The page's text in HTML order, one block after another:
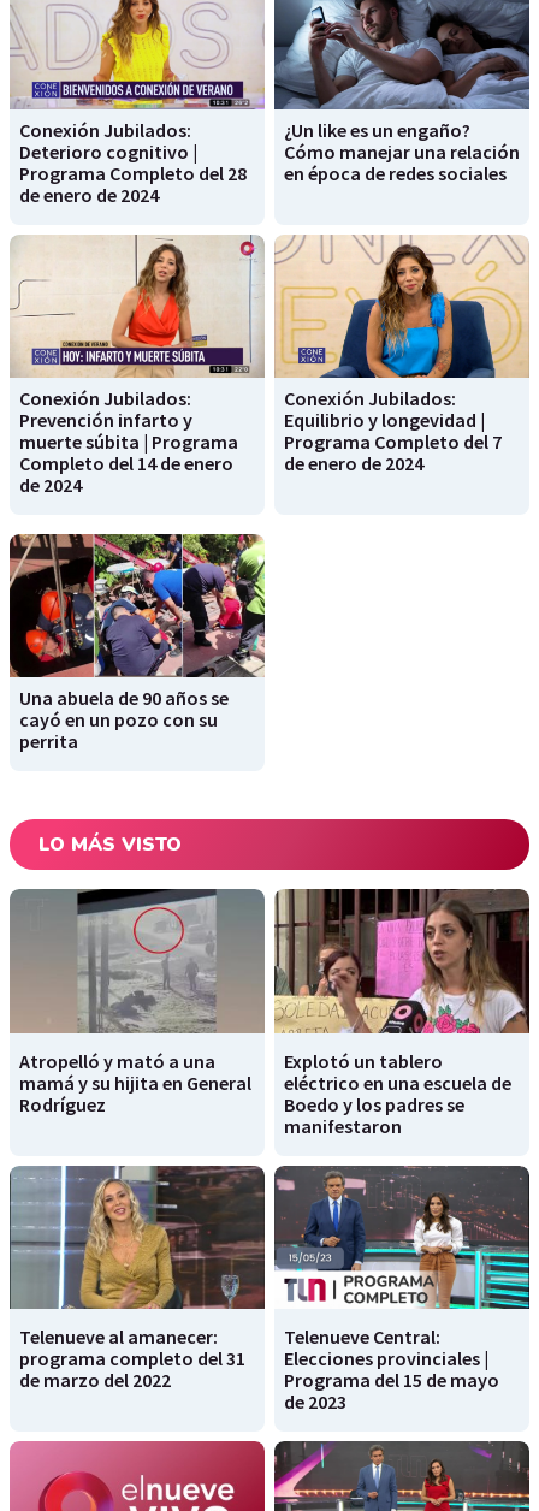
Conexión Jubilados:
Deterioro cognitivo |
Programa Completo del 28
de enero de 2024
¿Un like es un engaño?
Cómo manejar una relación
en época de redes sociales
Conexión Jubilados:
Prevención infarto y
muerte súbita | Programa
Completo del 14 de enero
de 2024
Conexión Jubilados:
Equilibrio y longevidad |
Programa Completo del 7
de enero de 2024
Una abuela de 90 años se
cayó en un pozo con su
perrita
LO MÁS VISTO
Atropelló y mató a una
mamá y su hijita en General
Rodríguez
Explotó un tablero
eléctrico en una escuela de
Boedo y los padres se
manifestaron
Telenueve al amanecer:
programa completo del 31
de marzo del 2022
Telenueve Central:
Elecciones provinciales |
Programa del 15 de mayo
de 2023